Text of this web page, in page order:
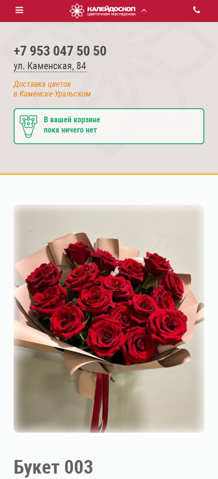
+7 953 047 50 50
ул. Каменская, 84
Доставка цветов
в Каменске-Уральском
В вашей корзине
пока ничего нет
Букет 003